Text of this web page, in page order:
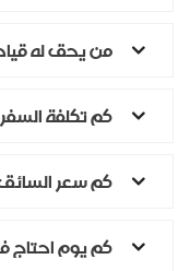
من يحق له
كم تكلفة
كم سعر
كم يوم احتاج